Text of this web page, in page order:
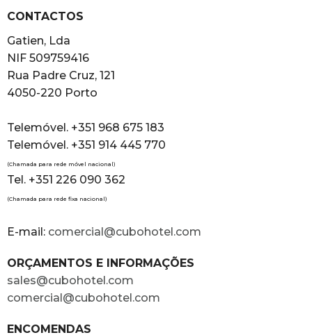
CONTACTOS
Gatien, Lda
NIF 509759416
Rua Padre Cruz, 121
4050-220 Porto
Telemóvel. +351 968 675 183
Telemóvel. +351 914 445 770
(Chamada para rede móvel nacional)
Tel. +351 226 090 362
(Chamada para rede fixa nacional)
E-mail: comercial@cubohotel.com
ORÇAMENTOS E INFORMAÇÕES
sales@cubohotel.com
comercial@cubohotel.com
ENCOMENDAS